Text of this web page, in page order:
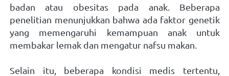
badan atau obesitas pada anak. Beberapa
penelitian menunjukkan bahwa ada faktor genetik
yang memengaruhi kemampuan anak untuk
membakar lemak dan mengatur nafsu makan.
Selain itu, beberapa kondisi medis tertentu,